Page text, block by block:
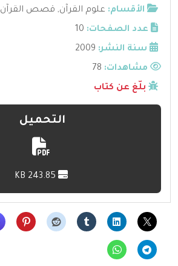
الأقسام: علوم القرآن, قصص القرآن
عدد الصفحات: 10
سنة النشر: 2009
مشاهدات:
بلّغ عن كتاب
التحميل